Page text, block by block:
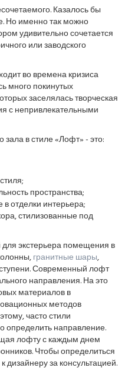
Казалось бы
Но именно так можно
удивительно сочетается
или заводского
во времена кризиса
много покинутых
заселялась творческая
с непривлекательными
в стиле «Лофт» - это:
пространства;
отделки интерьера;
стилизованные под
экстерьера помещения в
гранитные шары,
Современный лофт
направления. На это
материалов в
методов
часто стили
определить направление.
лофту с каждым днем
Чтобы определиться
дизайнеру за консультацией.